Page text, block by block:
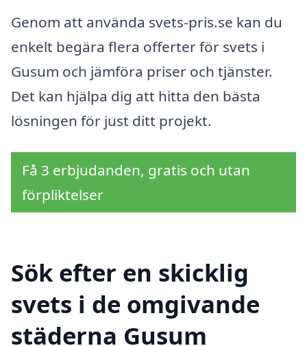
Genom att använda svets-pris.se kan du
enkelt begära flera offerter för svets i
Gusum och jämföra priser och tjänster.
Det kan hjälpa dig att hitta den bästa
lösningen för just ditt projekt.
Få 3 erbjudanden, gratis och utan
förpliktelser
Sök efter en skicklig
svets i de omgivande
städerna Gusum